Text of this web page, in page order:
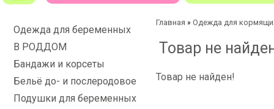
Одежда для беременных
В РОДДОМ
Бандажи и корсеты
Бельё до- и послеродовое
Подушки для беременных
Главная » Одежда для
Товар не
Товар не найден!